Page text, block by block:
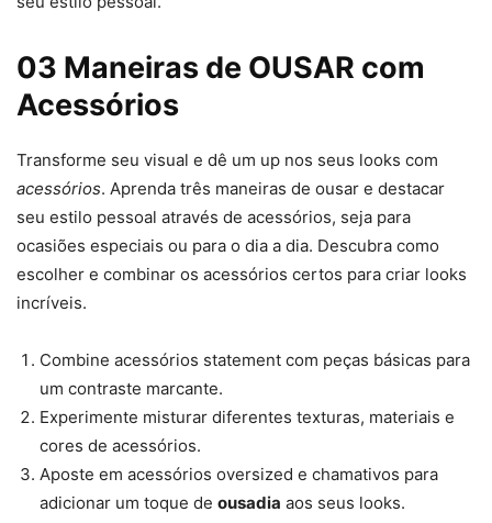
03 Maneiras de OUSAR com
Acessórios
Transforme seu visual e dê um up nos seus looks com
acessórios. Aprenda três maneiras de ousar e destacar
seu estilo pessoal através de acessórios, seja para
ocasiões especiais ou para o dia a dia. Descubra como
escolher e combinar os acessórios certos para criar looks
incríveis.
Combine acessórios statement com peças básicas para
um contraste marcante.
Experimente misturar diferentes texturas, materiais e
cores de acessórios.
Aposte em acessórios oversized e chamativos para
adicionar um toque de ousadia aos seus looks.